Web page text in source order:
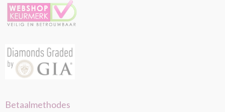
Betaalmethodes